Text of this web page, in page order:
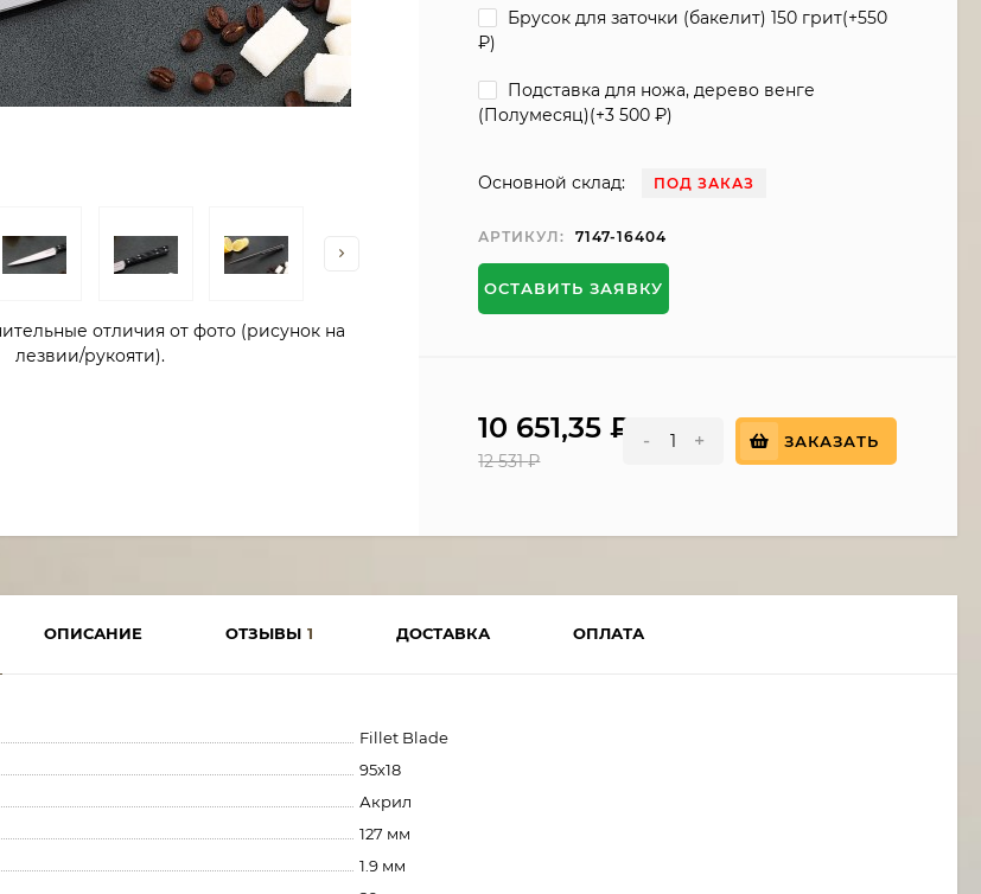
отличия от фото (рисунок на
лезвии/рукояти).
Брусок для заточки (бакелит) 150 грит(+550
₽)
Подставка для ножа, дерево венге
(Полумесяц)(+3 500₽)
Основной склад: ПОД ЗАКАЗ
АРТИКУЛ: 7147-16404
ОСТАВИТЬ ЗАЯВКУ
10 651,35₽
12 531₽
- + ЗАКАЗАТЬ
ОПИСАНИЕ ОТЗЫВЫ 1 ДОСТАВКА ОПЛАТА
Fillet Blade
95х18
Акрил
127 мм
1.9 мм